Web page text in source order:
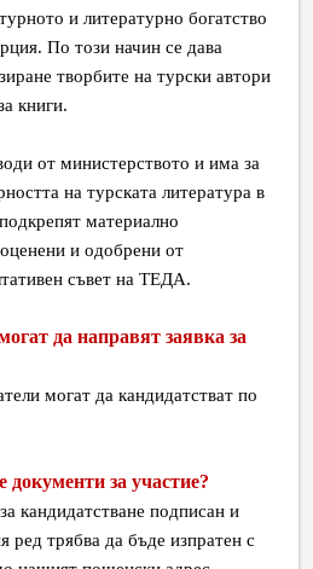
и литературно богатство
По този начин се дава
творбите на турски автори
книги.
от министерството и има за
на турската литература в
материално
и одобрени от
съвет на ТЕДА.
да направят заявка за
могат да кандидатстват по
документи за участие?
кандидатстване подписан и
ред трябва да бъде изпратен с